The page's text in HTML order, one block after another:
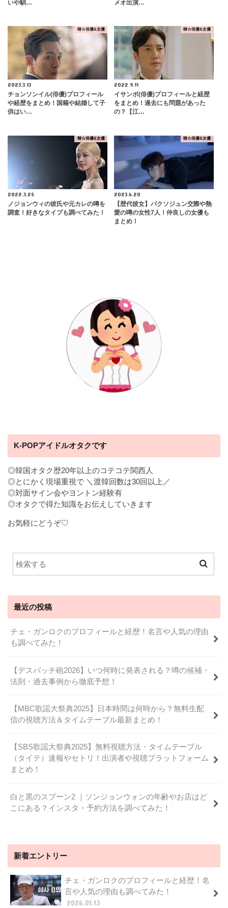
いや馴… メオ出演…
韓☆俳優&女優
2023.3.13
チョンソンイル(俳優)プロフィール
や経歴をまとめ！国籍や結婚して子
供はい…
韓☆俳優&女優
2022.9.11
イサンボ(俳優)プロフィールと経歴
をまとめ！過去にも問題があった
の？【江…
韓☆俳優&女優
2022.3.25
ノジョンウィの彼氏や元カレの噂を
調査！好きなタイプも調べてみた！
韓☆俳優&女優
2023.6.20
【歴代彼女】パクソジュン交際や熱
愛の噂の女性7人！仲良しの女優も
まとめ！
K-POPアイドルオタクです
◎韓国オタク歴20年以上のコテコテ関西人
◎とにかく現場重視で ＼渡韓回数は30回以上／
◎対面サイン会やヨントン経験有
◎オタクで得た知識をお伝えしていきます
お気軽にどうぞ♡
最近の投稿
チェ・ガンロクのプロフィールと経歴！名言や人気の理由
も調べてみた！
【デスパッチ砲2026】いつ何時に発表される？噂の候補・
法則・過去事例から徹底予想！
【MBC歌謡大祭典2025】日本時間は何時から？無料生配
信の視聴方法＆タイムテーブル最新まとめ！
【SBS歌謡大祭典2025】無料視聴方法・タイムテーブル
（タイテ）速報やセトリ！出演者や視聴プラットフォーム
まとめ！
白と黒のスプーン2 ｜ソンジョンウォンの年齢やお店はど
こにある？インスタ・予約方法を調べてみた！
新着エントリー
チェ・ガンロクのプロフィールと経歴！名
言や人気の理由も調べてみた！
2026.01.13